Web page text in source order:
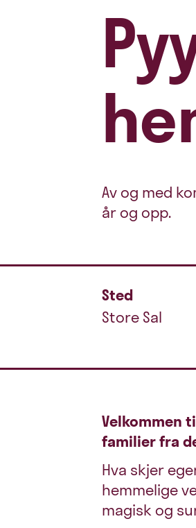
Av og med
år og opp.
Sted
Store Sal
Velkommen
familier fra
Hva skjer
hemmelige
magisk og